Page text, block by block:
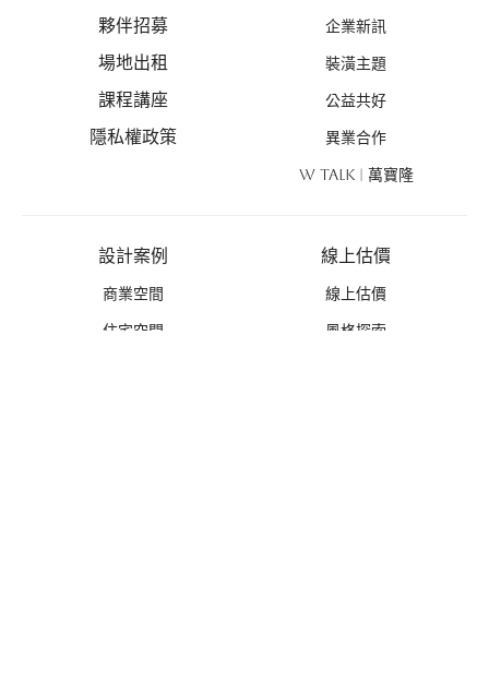
夥伴招募
場地出租
課程講座
隱私權政策
企業新訊
裝潢主題
公益共好
異業合作
W TALK | 萬寶隆
設計案例
商業空間
住宅空間
線上估價
線上估價
風格探索